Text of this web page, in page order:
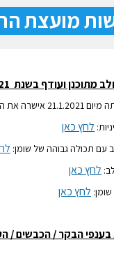
מועצת
ועודף בשנת 2021
ועדת התכנון.
לחץ כאן
תכולה גבוהה של שומן:
לחץ כאן
לחץ כאן
הבקר / הכבשים /